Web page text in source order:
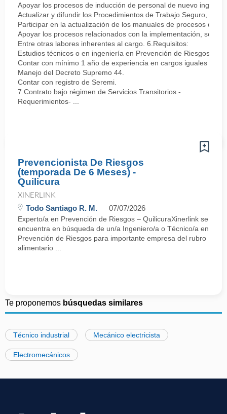
Apoyar los procesos de inducción de personal de nuevo
Actualizar y difundir los Procedimientos de Trabajo Seguro, la
Participar en la actualización de los manuales de procesos de
Apoyar los procesos relacionados con la implementación,
Entre otras labores inherentes al cargo. 6.Requisitos:
Estudios técnicos o en ingeniería en Prevención de Riesgos.
Contar con mínimo 1 año de experiencia en cargos iguales o
Manejo del Decreto Supremo 44.
Contar con registro de Seremi.
7.Contrato bajo régimen de Servicios Transitorios.-
Requerimientos- ...
Prevencionista De Riesgos
(temporada De 6 Meses) -
Quilicura
XINERLINK
Todo Santiago R. M. 07/07/2026
Experto/a en Prevención de Riesgos – QuilicuraXinerlink se
encuentra en búsqueda de un/a Ingeniero/a o Técnico/a en
Prevención de Riesgos para importante empresa del rubro
alimentario ...
Te proponemos búsquedas similares
Técnico industrial Mecánico electricista
Electromecánicos